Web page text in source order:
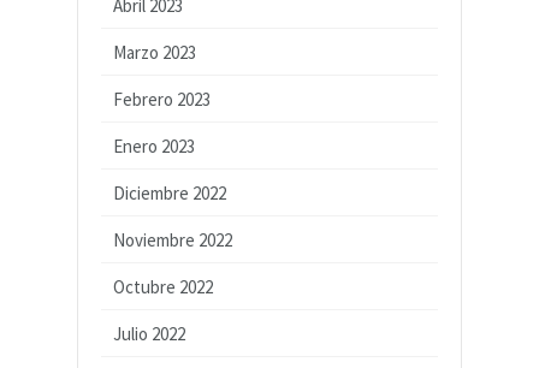
Abril 2023
Marzo 2023
Febrero 2023
Enero 2023
Diciembre 2022
Noviembre 2022
Octubre 2022
Julio 2022